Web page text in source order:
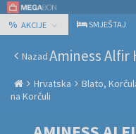
% AKCIJE SMJEŠTAJ
Nazad
Hrvatska Blato,
na Korčuli